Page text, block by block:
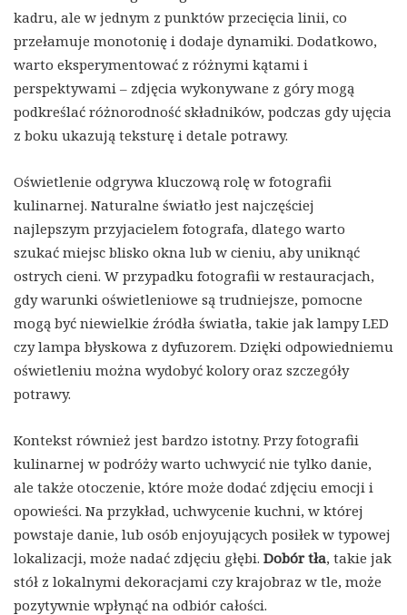
kadru, ale w jednym z punktów przecięcia linii, co
przełamuje monotonię i dodaje dynamiki. Dodatkowo,
warto eksperymentować z różnymi kątami i
perspektywami – zdjęcia wykonywane z góry mogą
podkreślać różnorodność składników, podczas gdy ujęcia
z boku ukazują teksturę i detale potrawy.
Oświetlenie odgrywa kluczową rolę w fotografii
kulinarnej. Naturalne światło jest najczęściej
najlepszym przyjacielem fotografa, dlatego warto
szukać miejsc blisko okna lub w cieniu, aby uniknąć
ostrych cieni. W przypadku fotografii w restauracjach,
gdy warunki oświetleniowe są trudniejsze, pomocne
mogą być niewielkie źródła światła, takie jak lampy LED
czy lampa błyskowa z dyfuzorem. Dzięki odpowiedniemu
oświetleniu można wydobyć kolory oraz szczegóły
potrawy.
Kontekst również jest bardzo istotny. Przy fotografii
kulinarnej w podróży warto uchwycić nie tylko danie,
ale także otoczenie, które może dodać zdjęciu emocji i
opowieści. Na przykład, uchwycenie kuchni, w której
powstaje danie, lub osób enjoyujących posiłek w typowej
lokalizacji, może nadać zdjęciu głębi. Dobór tła, takie jak
stół z lokalnymi dekoracjami czy krajobraz w tle, może
pozytywnie wpłynąć na odbiór całości.